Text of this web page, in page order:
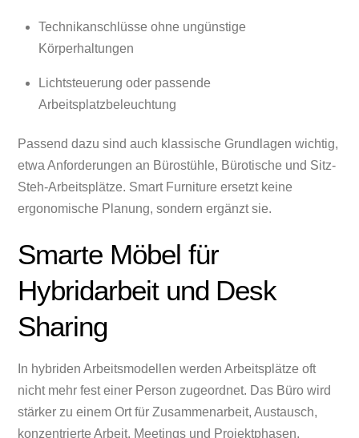
Technikanschlüsse ohne ungünstige
Körperhaltungen
Lichtsteuerung oder passende
Arbeitsplatzbeleuchtung
Passend dazu sind auch klassische Grundlagen wichtig,
etwa Anforderungen an Bürostühle, Bürotische und Sitz-
Steh-Arbeitsplätze. Smart Furniture ersetzt keine
ergonomische Planung, sondern ergänzt sie.
Smarte Möbel für
Hybridarbeit und Desk
Sharing
In hybriden Arbeitsmodellen werden Arbeitsplätze oft
nicht mehr fest einer Person zugeordnet. Das Büro wird
stärker zu einem Ort für Zusammenarbeit, Austausch,
konzentrierte Arbeit, Meetings und Projektphasen.